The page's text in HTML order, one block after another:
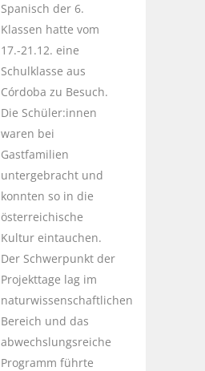
Spanisch der 6.
Klassen hatte vom
17.-21.12. eine
Schulklasse aus
Córdoba zu Besuch.
Die Schüler:innen
waren bei
Gastfamilien
untergebracht und
konnten so in die
österreichische
Kultur eintauchen.
Der Schwerpunkt der
Projekttage lag im
naturwissenschaftlichen
Bereich und das
abwechslungsreiche
Programm führte